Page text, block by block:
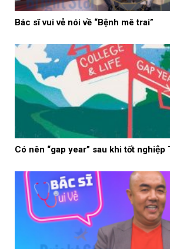
Bác sĩ vui vẻ nói về “Bệnh mê trai”
Có nên “gap year” sau khi tốt nghiệp